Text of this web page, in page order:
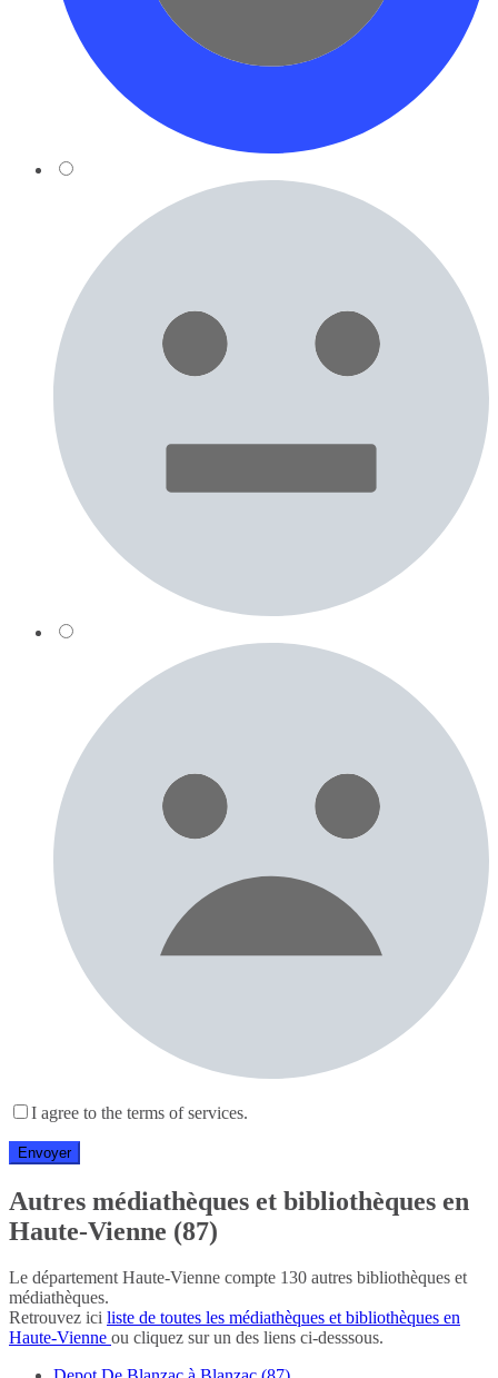
I agree to the terms of services.
Autres médiathèques et bibliothèques en
Haute-Vienne (87)
Le département Haute-Vienne compte 130 autres bibliothèques et
médiathèques.
Retrouvez ici liste de toutes les médiathèques et bibliothèques en
Haute-Vienne ou cliquez sur un des liens ci-desssous.